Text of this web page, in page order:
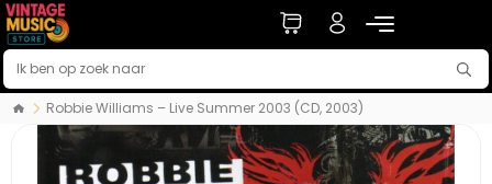
Robbie Williams – Live Summer 2003 (CD, 2003)